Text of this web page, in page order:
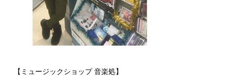
【ミュージックショップ 音楽処】